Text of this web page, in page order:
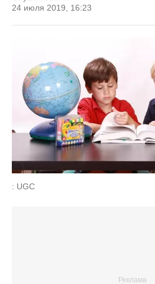
24 июля 2019, 16:23
: UGC